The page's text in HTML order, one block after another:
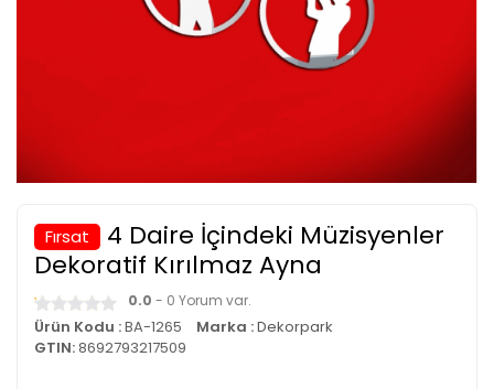
Fırsat
4 Daire İçindeki Müzisyenler
Dekoratif Kırılmaz Ayna
0.0 - 0 Yorum var.
Ürün Kodu :BA-1265 Marka :Dekorpark
GTIN:8692793217509